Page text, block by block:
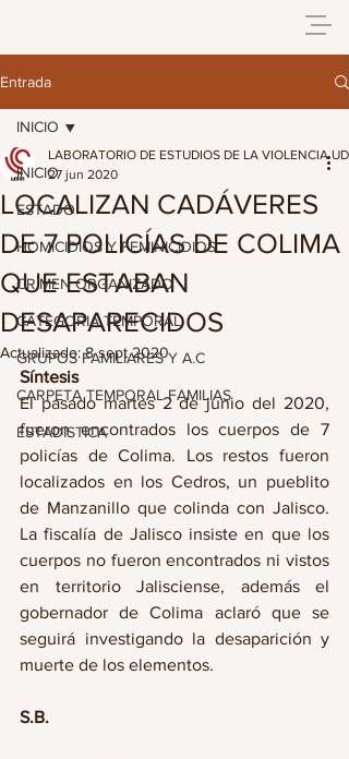
Entrada
INICIO
ESTADO
HOMICIDIOS Y FEMINICIDIOS
CRIMEN ORGANIZADO
CATEGORIA TEMPORAL
GRUPOS FAMILIARES Y A.C
CARPETA TEMPORAL FAMILIAS
ESTADISTICA
INICIO
LOCALIZAN CADÁVERES
DE 7 POLICÍAS DE COLIMA
QUE ESTABAN
DESAPARECIDOS
LABORATORIO DE ESTUDIOS DE LA VIOLENCIA
27 jun 2020
Actualizado:8 sept 2020
Síntesis
El pasado martes 2 de junio del 2020,
fueron encontrados los cuerpos de 7
policías de Colima. Los restos fueron
localizados en los Cedros, un pueblito
de Manzanillo que colinda con Jalisco.
La fiscalía de Jalisco insiste en que los
cuerpos no fueron encontrados ni vistos
en territorio Jalisciense, además el
gobernador de Colima aclaró que se
seguirá investigando la desaparición y
muerte de los elementos.
S.B.